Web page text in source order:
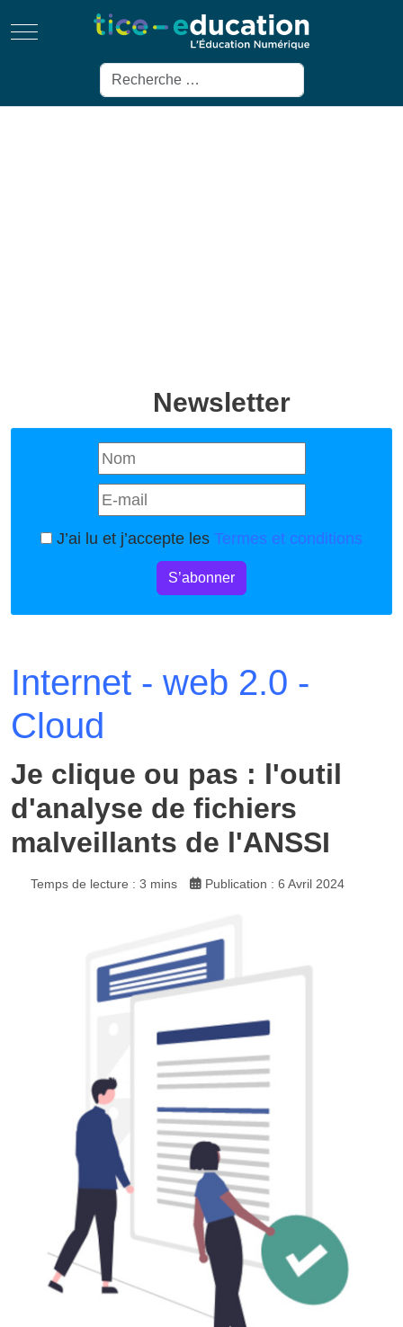
Mobile Menu Toggle
Rechercher
Newsletter
J’ai lu et j’accepte les Termes et conditions
S’abonner
Internet - web 2.0 -
Cloud
Je clique ou pas : l'outil
d'analyse de fichiers
malveillants de l'ANSSI
Temps de lecture : 3 mins Publication : 6 Avril 2024